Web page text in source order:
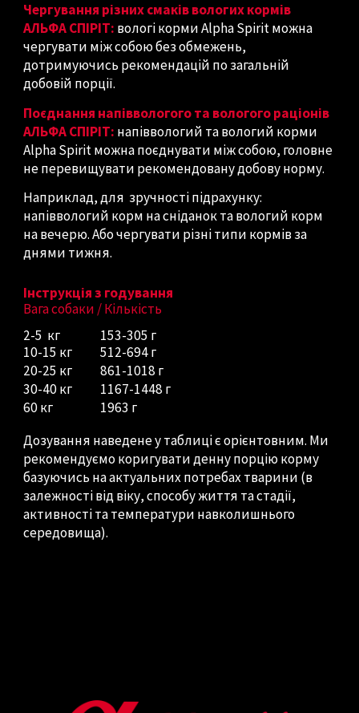
Чергування різних смаків вологих кормів
АЛЬФА СПІРІТ: вологі корми Alpha Spirit можна
чергувати між собою без обмежень,
дотримуючись рекомендацій по загальній
добовій порції.
Поєднання напіввологого та вологого раціонів
АЛЬФА СПІРІТ: напіввологий та вологий корми
Alpha Spirit можна поєднувати між собою, головне
не перевищувати рекомендовану добову норму.
Наприклад, для зручності підрахунку:
напіввологий корм на сніданок та вологий корм
на вечерю. Або чергувати різні типи кормів за
днями тижня.
Інструкція з годування
Вага собаки / Кількість
2-5 кг
153-305 г
10-15 кг
512-694 г
20-25 кг
861-1018 г
30-40 кг
1167-1448 г
60 кг
1963 г
Дозування наведене у таблиці є орієнтовним. Ми
рекомендуємо коригувати денну порцію корму
базуючись на актуальних потребах тварини (в
залежності від віку, способу життя та стадії,
активності та температури навколишнього
середовища).